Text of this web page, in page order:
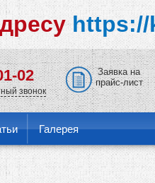
https://
02
звонок
Заявка на
прайс-лист
Галерея